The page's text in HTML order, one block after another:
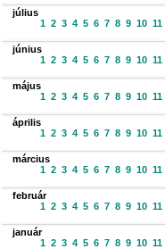
július
1 2 3 4 5 6 7 8 9 10 11
június
1 2 3 4 5 6 7 8 9 10 11
május
1 2 3 4 5 6 7 8 9 10 11
április
1 2 3 4 5 6 7 8 9 10 11
március
1 2 3 4 5 6 7 8 9 10 11
február
1 2 3 4 5 6 7 8 9 10 11
január
1 2 3 4 5 6 7 8 9 10 11